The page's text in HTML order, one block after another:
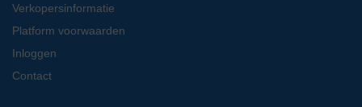
Verkopersinformatie
Platform voorwaarden
Inloggen
Contact